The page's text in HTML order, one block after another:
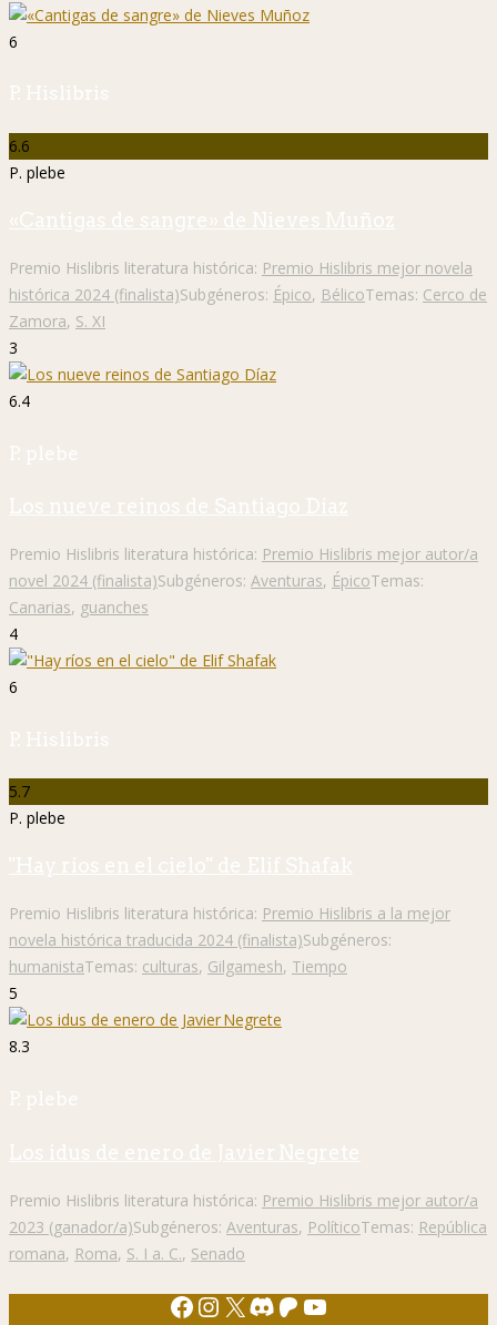
6
P. Hislibris
6.6
P. plebe
«Cantigas de sangre» de Nieves Muñoz
Premio Hislibris literatura histórica: Premio Hislibris mejor novela
histórica 2024 (finalista)Subgéneros: Épico, BélicoTemas: Cerco de
Zamora, S. XI
3
6.4
P. plebe
Los nueve reinos de Santiago Díaz
Premio Hislibris literatura histórica: Premio Hislibris mejor autor/a
novel 2024 (finalista)Subgéneros: Aventuras, ÉpicoTemas:
Canarias, guanches
4
6
P. Hislibris
5.7
P. plebe
"Hay ríos en el cielo" de Elif Shafak
Premio Hislibris literatura histórica: Premio Hislibris a la mejor
novela histórica traducida 2024 (finalista)Subgéneros:
humanistaTemas: culturas, Gilgamesh, Tiempo
5
8.3
P. plebe
Los idus de enero de Javier Negrete
Premio Hislibris literatura histórica: Premio Hislibris mejor autor/a
2023 (ganador/a)Subgéneros: Aventuras, PolíticoTemas: República
romana, Roma, S. I a. C., Senado
Facebook
Instagram
X Discord
Patreon
YouTube